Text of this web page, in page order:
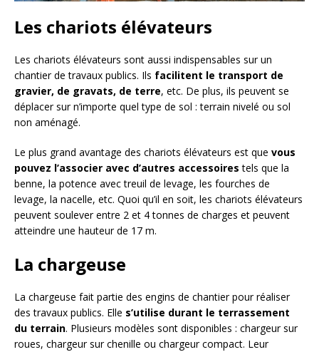
Les chariots élévateurs
Les chariots élévateurs sont aussi indispensables sur un
chantier de travaux publics. Ils facilitent le transport de
gravier, de gravats, de terre, etc. De plus, ils peuvent se
déplacer sur n’importe quel type de sol : terrain nivelé ou sol
non aménagé.
Le plus grand avantage des chariots élévateurs est que vous
pouvez l’associer avec d’autres accessoires tels que la
benne, la potence avec treuil de levage, les fourches de
levage, la nacelle, etc. Quoi qu’il en soit, les chariots élévateurs
peuvent soulever entre 2 et 4 tonnes de charges et peuvent
atteindre une hauteur de 17 m.
La chargeuse
La chargeuse fait partie des engins de chantier pour réaliser
des travaux publics. Elle s’utilise durant le terrassement
du terrain. Plusieurs modèles sont disponibles : chargeur sur
roues, chargeur sur chenille ou chargeur compact. Leur